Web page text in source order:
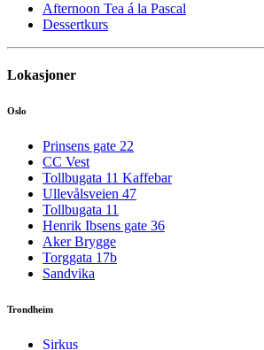
Afternoon Tea á la Pascal
Dessertkurs
Lokasjoner
Oslo
Prinsens gate 22
CC Vest
Tollbugata 11 Kaffebar
Ullevålsveien 47
Tollbugata 11
Henrik Ibsens gate 36
Aker Brygge
Torggata 17b
Sandvika
Trondheim
Sirkus